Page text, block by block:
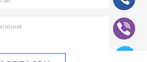
vb
tg